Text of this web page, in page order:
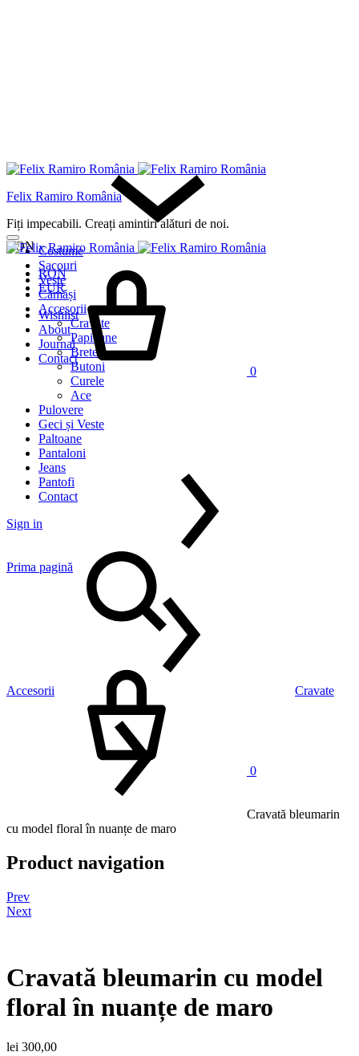
RON
RON
EUR
Wishlist
About
Journal
Contact
Felix Ramiro România
Fiți impecabili. Creați amintiri alături de noi.
Costume
Sacouri
Veste
Cămăși
Accesorii
Cravate
Papioane
Bretele
Butoni
Curele
Ace
Pulovere
Geci și Veste
Paltoane
Pantaloni
Jeans
Pantofi
Contact
Sign in
0
0
Prima pagină
Accesorii Cravate
Cravată bleumarin
cu model floral în nuanțe de maro
Product navigation
Prev
Next
Cravată bleumarin cu model
floral în nuanțe de maro
lei 300,00